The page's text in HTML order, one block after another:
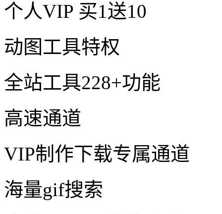
个人VIP 买1送10
动图工具特权
全站工具228+功能
高速通道
VIP制作下载专属通道
海量gif搜索